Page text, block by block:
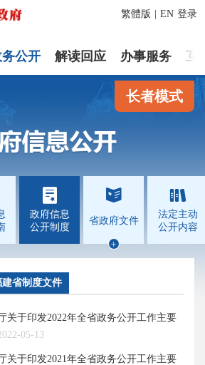
登录
繁體版 EN
公开 解读回应 办事服务 互
长者模式

政府信息
公开制度

省政府文件


法定主动
公开内容
建省制度文件
关于印发2022年全省政务公开工作主要
05-13
关于印发2021年全省政务公开工作主要